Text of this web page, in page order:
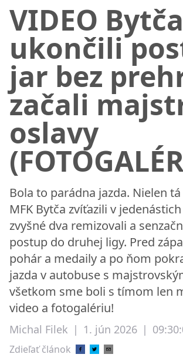
VIDEO
ukončili
jar bez
začali
oslavy
Bola to parádna jazda. Nielen
MFK Bytča zvíťazili v
zvyšné dva remizovali a
postup do druhej ligy. Pred
pohár a medaily a po ňom
jazda v autobuse s
všetkom sme boli s tímom len
video a fotogalériu!
Michal Filek | 1. jún 2026 |
Zdieľať článok